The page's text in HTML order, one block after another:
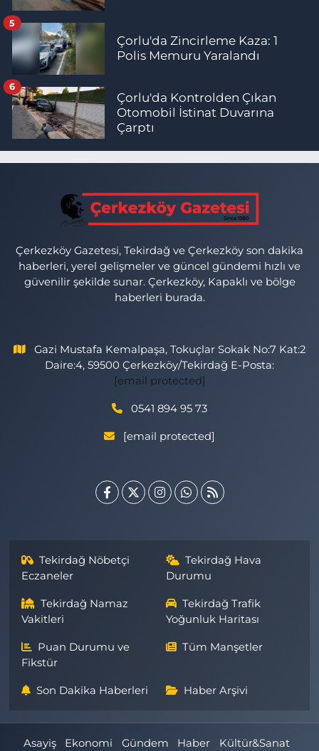
Çorlu'da Zincirleme Kaza: 1
Polis Memuru Yaralandı
5
Çorlu'da Kontrolden Çıkan
Otomobil İstinat Duvarına
Çarptı
6
Çerkezköy Gazetesi, Tekirdağ ve Çerkezköy son dakika
haberleri, yerel gelişmeler ve güncel gündemi hızlı ve
güvenilir şekilde sunar. Çerkezköy, Kapaklı ve bölge
haberleri burada.
Gazi Mustafa Kemalpaşa, Tokuçlar Sokak No:7 Kat:2
Daire:4, 59500 Çerkezköy/Tekirdağ E-Posta:
[email protected]
0541 894 95 73
[email protected]
Tekirdağ Nöbetçi
Eczaneler
Tekirdağ Hava
Durumu
Tekirdağ Namaz
Vakitleri
Tekirdağ Trafik
Yoğunluk Haritası
Puan Durumu ve
Fikstür
Tüm Manşetler
Son Dakika Haberleri Haber Arşivi
Asayiş Ekonomi Gündem Haber Kültür&Sanat